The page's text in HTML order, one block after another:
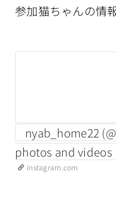
参加猫ちゃんの情
nyab_home22
photos and videos
instagram.com